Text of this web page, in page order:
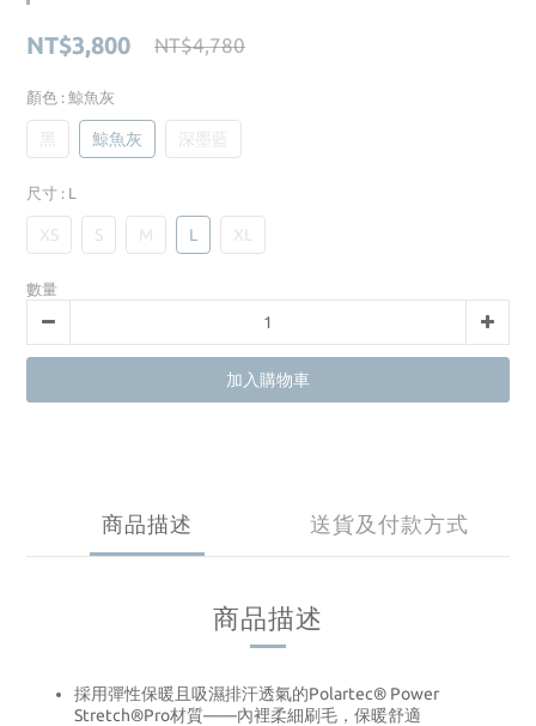
NT$3,800 NT$4,780
顏色 : 鯨魚灰
鯨魚灰 深墨藍
尺寸 : L
XS S M L XL
數量
加入購物車
商品描述 送貨及付款方式
商品描述
採用彈性保暖且吸濕排汗透氣的Polartec® Power
Stretch®Pro材質——內裡柔細刷毛，保暖舒適